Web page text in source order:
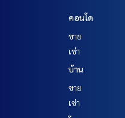
คอนโด
ขาย
เช่า
บ้าน
ขาย
เช่า